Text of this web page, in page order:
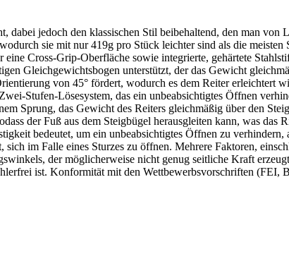
jedoch den klassischen Stil beibehaltend, den man von
sie mit nur 419g pro Stück leichter sind als die
Cross-Grip-Oberfläche sowie integrierte, gehärtete
Gleichgewichtsbogen unterstützt, der das Gewicht
von 45° fördert, wodurch es dem Reiter erleichtert
Stufen-Lösesystem, das ein unbeabsichtigtes Öffnen
Sprung, das Gewicht des Reiters gleichmäßig über den
der Fuß aus dem Steigbügel herausgleiten kann, was
bedeutet, um ein unbeabsichtigtes Öffnen zu
im Falle eines Sturzes zu öffnen. Mehrere Faktoren,
der möglicherweise nicht genug seitliche Kraft
ist. Konformität mit den Wettbewerbsvorschriften (FEI,